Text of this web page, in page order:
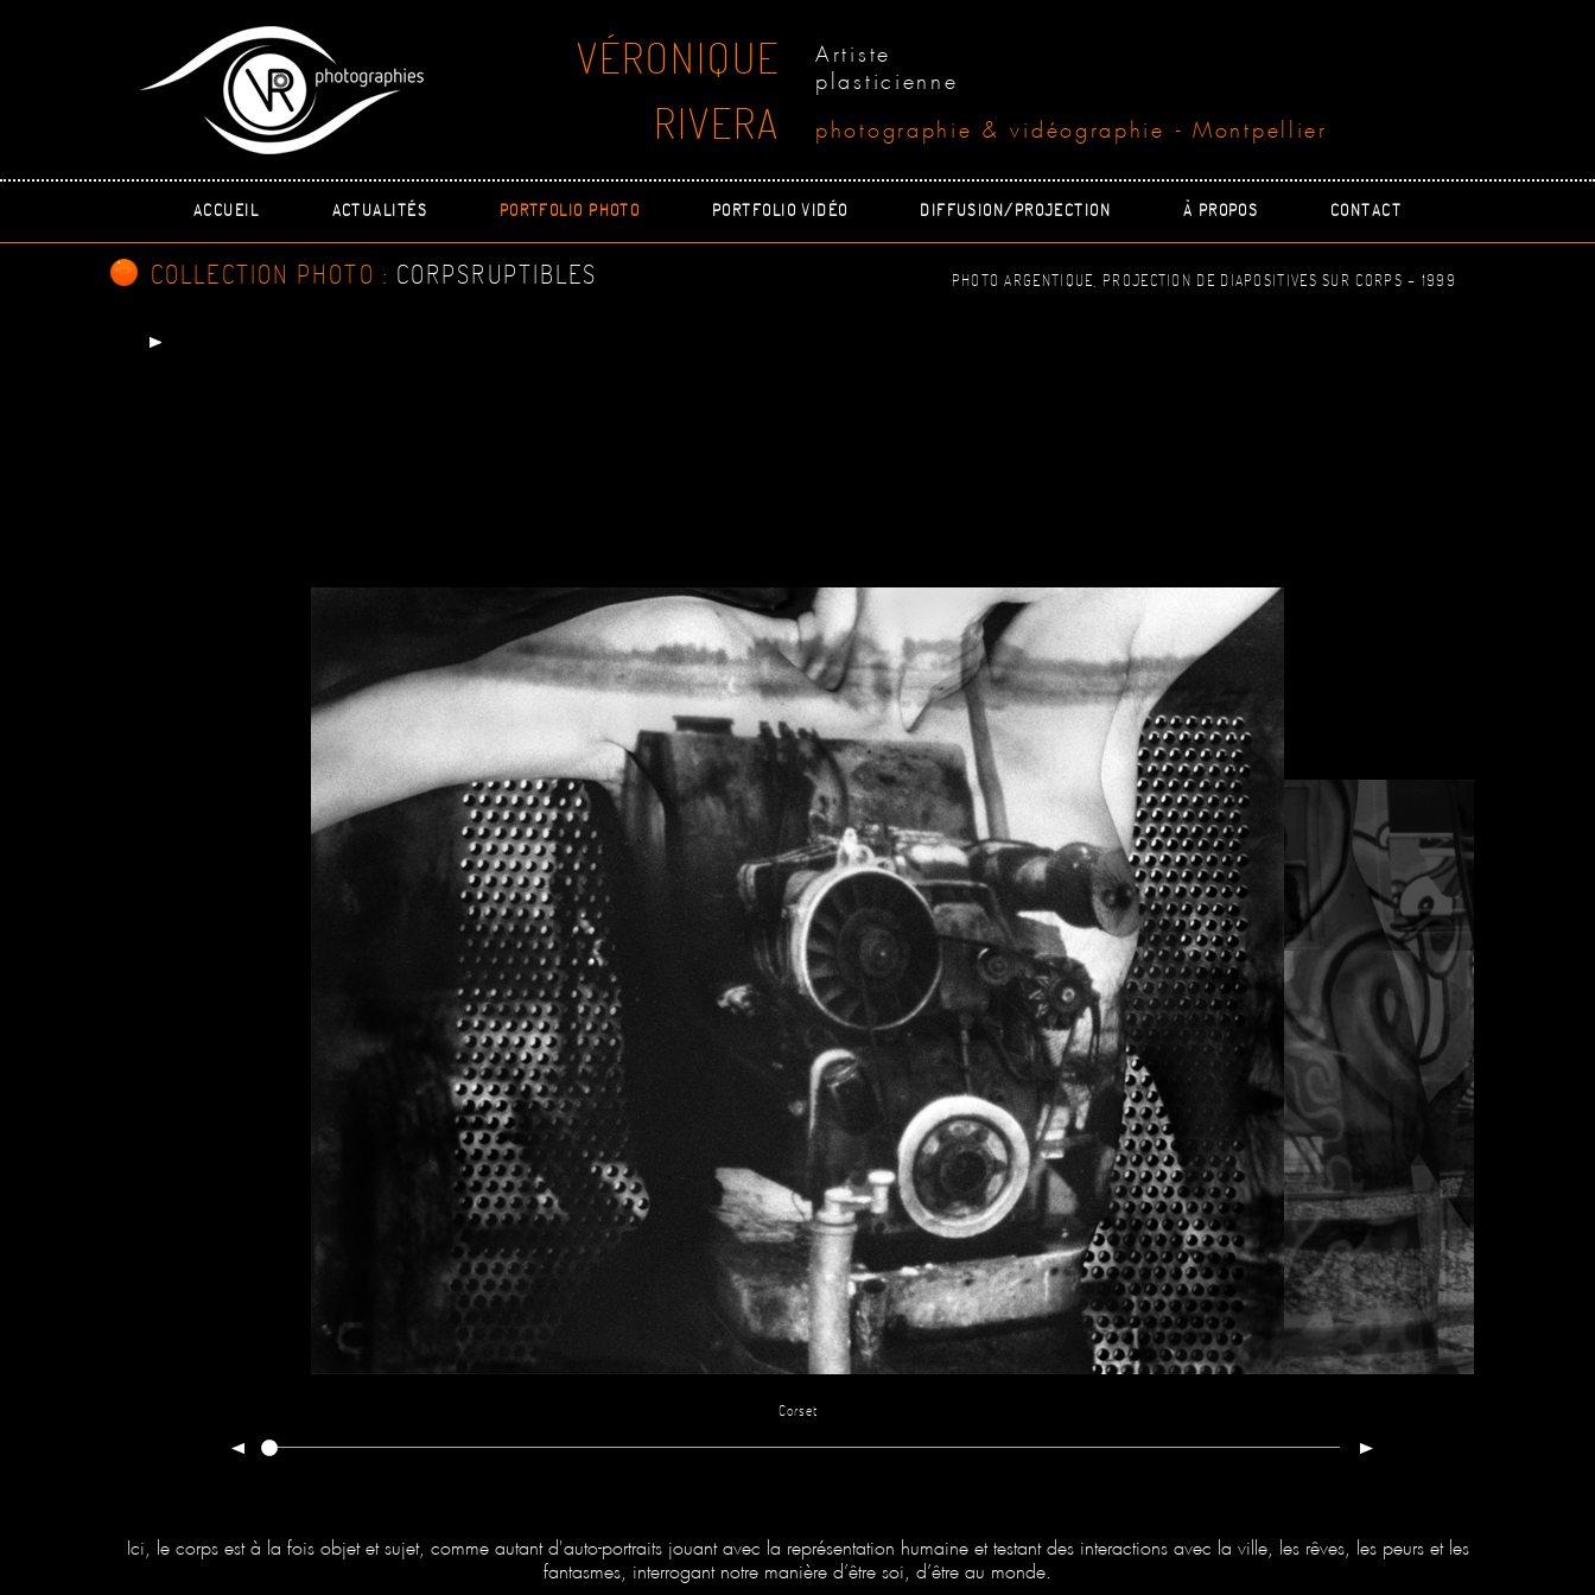
VÉRONIQUE
RIVERA
Artiste
plasticienne
photographie & vidéographie - Montpellier
ACCUEIL ACTUALITÉS PORTFOLIO PHOTO PORTFOLIO VIDÉO DIFFUSION/PROJECTION À PROPOS CONTACT
COLLECTION PHOTO : CORPSRUPTIBLES PHOTO ARGENTIQUE, PROJECTION DE DIAPOSITIVES SUR CORPS - 1999
Corset
Ici, le corps est à la fois objet et sujet, comme autant d'auto-portraits jouant avec la représentation humaine et testant des interactions avec la ville, les rêves, les peurs et les
fantasmes, interrogant notre manière d’être soi, d’être au monde.